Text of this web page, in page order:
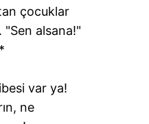
çocuklar
"Sen alsana!"
var ya!
ne